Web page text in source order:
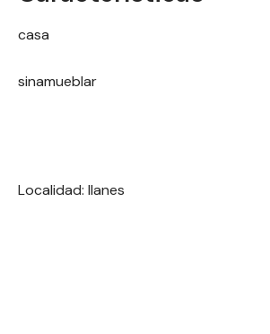
casa
sinamueblar
Localidad: llanes